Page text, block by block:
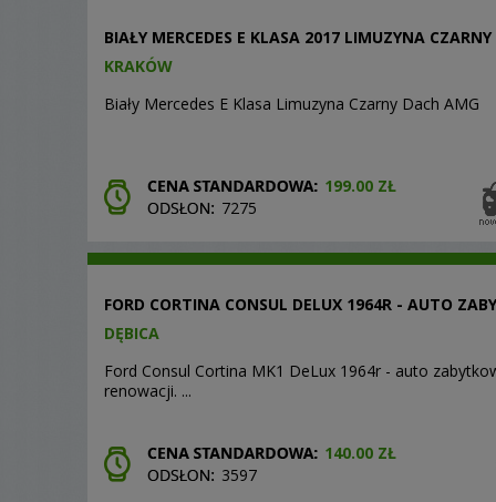
BIAŁY MERCEDES E KLASA 2017 LIMUZYNA
KRAKÓW
Biały Mercedes E Klasa Limuzyna Czarny Dach AMG
199.00 ZŁ
7275
FORD CORTINA CONSUL DELUX 1964R - AUTO
DĘBICA
Ford Consul Cortina MK1 DeLux 1964r - auto
renowacji. ...
140.00 ZŁ
3597